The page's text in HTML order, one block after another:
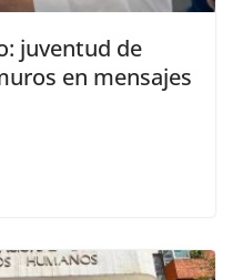
juventud de
en mensajes